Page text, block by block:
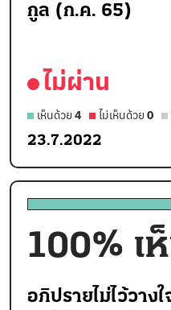
กูล (ก.ค. 65)
ไม่ผ่าน
เห็นด้วย 4 ไม่เห็นด้วย 0
23.7.2022
100% เ
อภิปรายไม่ไว้วาง